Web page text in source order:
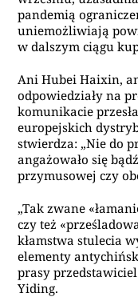
pandemią
uniemożliwiają
w dalszym ciągu
Ani Hubei Haixin,
odpowiedziały na
komunikacie
europejskich
stwierdza: „Nie do
angażowało się
przymusowej czy
„Tak zwane
czy też
kłamstwa stulecia
elementy
prasy
Yiding.